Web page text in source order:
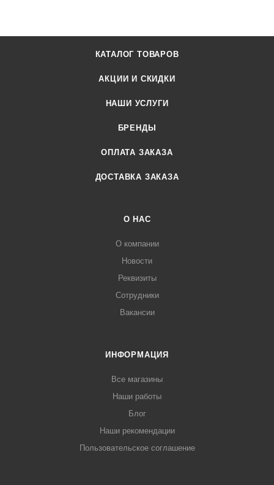
КАТАЛОГ ТОВАРОВ
АКЦИИ И СКИДКИ
НАШИ УСЛУГИ
БРЕНДЫ
ОПЛАТА ЗАКАЗА
ДОСТАВКА ЗАКАЗА
О НАС
О компании
Новости
Реквизиты
Сотрудники
Вакансии
ИНФОРМАЦИЯ
Все магазины
Наши работы
Блог
Наши рекомендации
Пользовательское соглашение